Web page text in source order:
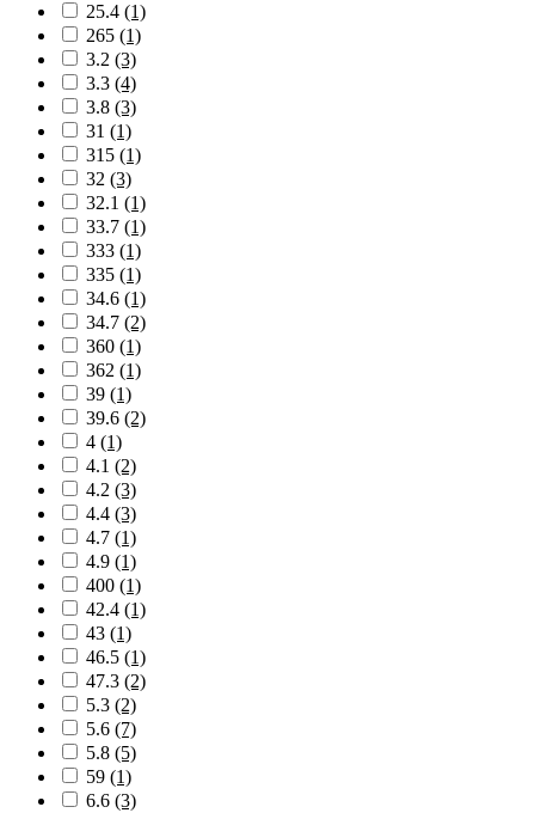
25.4 (1)
265 (1)
3.2 (3)
3.3 (4)
3.8 (3)
31 (1)
315 (1)
32 (3)
32.1 (1)
33.7 (1)
333 (1)
335 (1)
34.6 (1)
34.7 (2)
360 (1)
362 (1)
39 (1)
39.6 (2)
4 (1)
4.1 (2)
4.2 (3)
4.4 (3)
4.7 (1)
4.9 (1)
400 (1)
42.4 (1)
43 (1)
46.5 (1)
47.3 (2)
5.3 (2)
5.6 (7)
5.8 (5)
59 (1)
6.6 (3)